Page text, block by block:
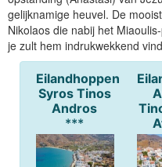
gelijknamige heuvel. De
Nikolaos die nabij het
je zult hem indrukwekkend